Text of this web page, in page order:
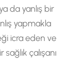
da yanlış bir
yapmakla
icra eden ve
çalışanı